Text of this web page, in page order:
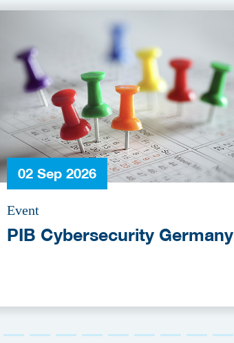
02 Sep 2026
Event
PIB Cybersecurity Germany